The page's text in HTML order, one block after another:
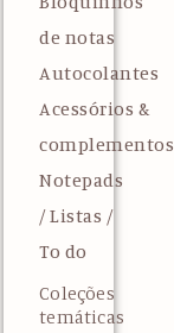
de notas
Autocolantes
Acessórios &
complementos
Notepads
/ Listas /
To do
Coleções
temáticas